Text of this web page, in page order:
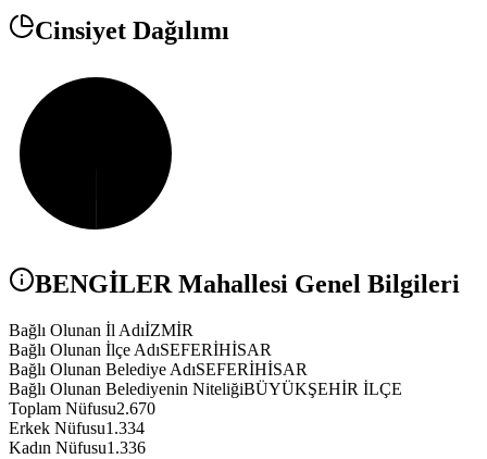
Cinsiyet Dağılımı
BENGİLERMahallesi Genel Bilgileri
Bağlı Olunan İl AdıİZMİR
Bağlı Olunan İlçe AdıSEFERİHİSAR
Bağlı Olunan Belediye AdıSEFERİHİSAR
Bağlı Olunan Belediyenin NiteliğiBÜYÜKŞEHİR İLÇE
Toplam Nüfusu2.670
Erkek Nüfusu1.334
Kadın Nüfusu1.336